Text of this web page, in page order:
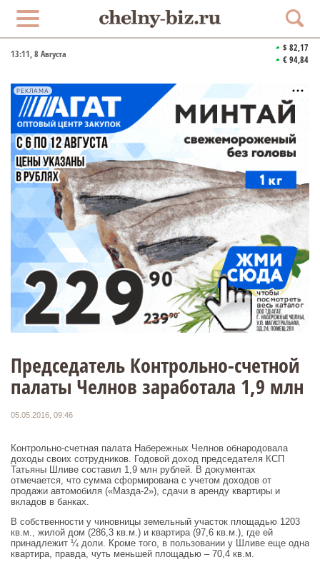
13:11, 8 Августа
$ 82,17
€ 94,84
РЕКЛАМА
Председатель Контрольно-счетной
палаты Челнов заработала 1,9 млн
05.05.2016, 09:46
Контрольно-счетная палата Набережных Челнов обнародовала
доходы своих сотрудников. Годовой доход председателя КСП
Татьяны Шливе составил 1,9 млн рублей. В документах
отмечается, что сумма сформирована с учетом доходов от
продажи автомобиля («Мазда-2»), сдачи в аренду квартиры и
вкладов в банках.
В собственности у чиновницы земельный участок площадью 1203
кв.м., жилой дом (286,3 кв.м.) и квартира (97,6 кв.м.), где ей
принадлежит ¼ доли. Кроме того, в пользовании у Шливе еще одна
квартира, правда, чуть меньшей площадью – 70,4 кв.м.